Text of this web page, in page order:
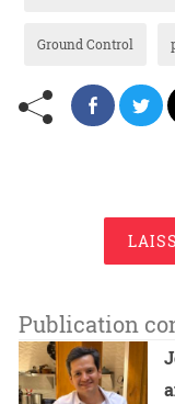
Ground Control
Publication